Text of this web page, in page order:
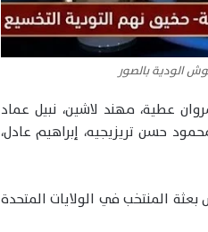
الودية بالصور
عطية، مهند لاشين، نبيل عماد
حسن تريزيجيه، إبراهيم عادل،
المنتخب في الولايات المتحدة